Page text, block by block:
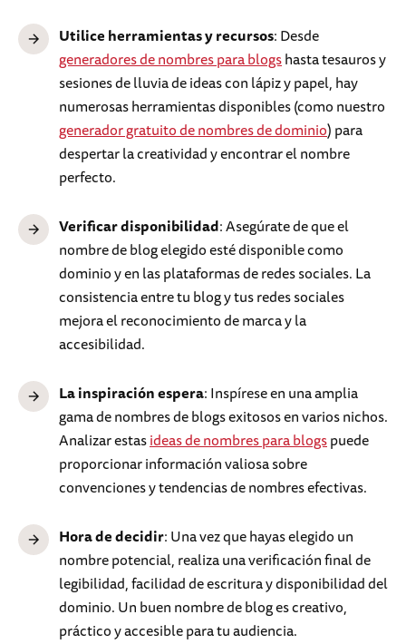
Utilice herramientas y recursos: Desde
generadores de nombres para blogshasta tesauros y
sesiones de lluvia de ideas con lápiz y papel, hay
numerosas herramientas disponibles (como nuestro
generador gratuito de nombres de dominio) para
despertar la creatividad y encontrar el nombre
perfecto.
Verificar disponibilidad: Asegúrate de que el
nombre de blog elegido esté disponible como
dominio y en las plataformas de redes sociales. La
consistencia entre tu blog y tus redes sociales
mejora el reconocimiento de marca y la
accesibilidad.
La inspiración espera: Inspírese en una amplia
gama de nombres de blogs exitosos en varios nichos.
Analizar estasideas de nombres para blogspuede
proporcionar información valiosa sobre
convenciones y tendencias de nombres efectivas.
Hora de decidir: Una vez que hayas elegido un
nombre potencial, realiza una verificación final de
legibilidad, facilidad de escritura y disponibilidad del
dominio. Un buen nombre de blog es creativo,
práctico y accesible para tu audiencia.